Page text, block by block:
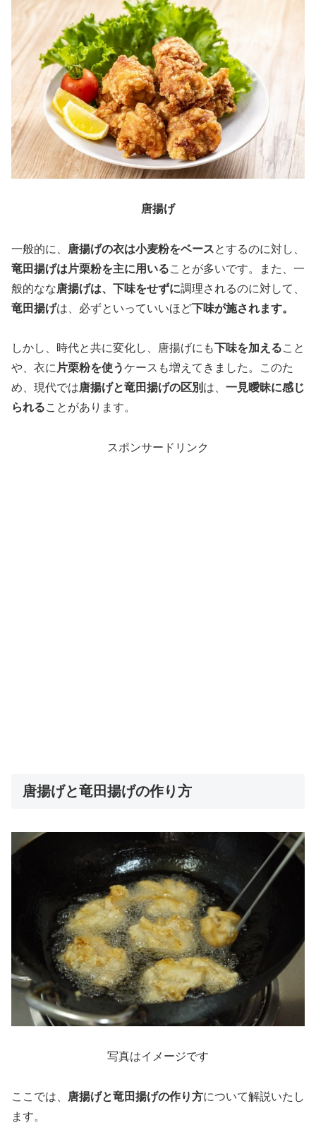
唐揚げ
一般的に、 唐揚げの衣は小麦粉をベースとするのに対し、
竜田揚げは片栗粉を主に用いることが多いです。また、一
般的なな唐揚げは、下味をせずに調理されるのに対して、
竜田揚げは、必ずといっていいほど下味が施されます。
しかし、時代と共に変化し、唐揚げにも下味を加えること
や、衣に 片栗粉を使うケースも増えてきました。このた
め、現代では唐揚げと竜田揚げの区別 は、 一見曖昧に感じ
られることがあります。
スポンサードリンク
唐揚げと竜田揚げの作り方
写真はイメージです
ここでは、 唐揚げと竜田揚げの作り方について解説いたし
ます。